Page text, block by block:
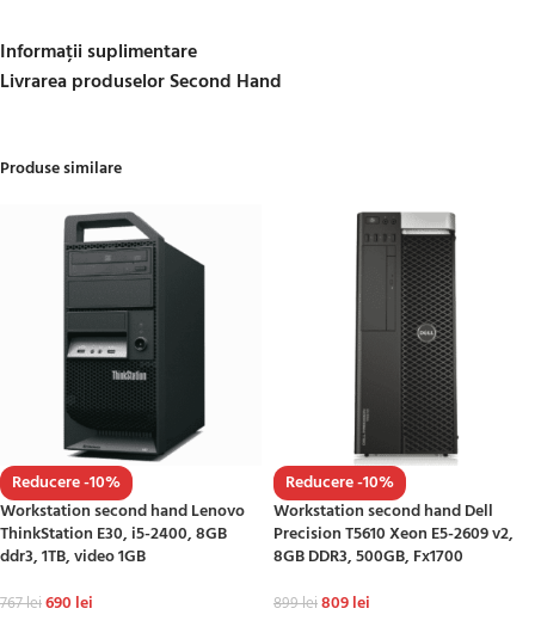
Informații suplimentare
Livrarea produselor Second Hand
Produse similare
Reducere -10%
Workstation second hand Lenovo
ThinkStation E30, i5-2400, 8GB
ddr3, 1TB, video 1GB
767lei690 lei
Reducere -10%
Workstation second hand Dell
Precision T5610 Xeon E5-2609 v2,
8GB DDR3, 500GB, Fx1700
899lei809lei